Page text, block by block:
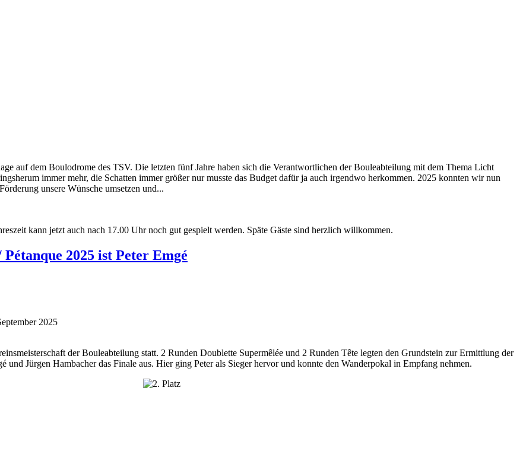
auf dem Boulodrome des TSV. Die letzten fünf Jahre haben sich die Verantwortlichen der Bouleabteilung mit dem Thema Licht
immer mehr, die Schatten immer größer nur musste das Budget dafür ja auch irgendwo herkommen. 2025 konnten wir nun
unsere Wünsche umsetzen und...
kann jetzt auch nach 17.00 Uhr noch gut gespielt werden. Späte Gäste sind herzlich willkommen.
2025 ist Peter Emgé
2025
der Bouleabteilung statt. 2 Runden Doublette Supermêlée und 2 Runden Tête legten den Grundstein zur Ermittlung der
und Jürgen Hambacher das Finale aus. Hier ging Peter als Sieger hervor und konnte den Wanderpokal in Empfang nehmen.